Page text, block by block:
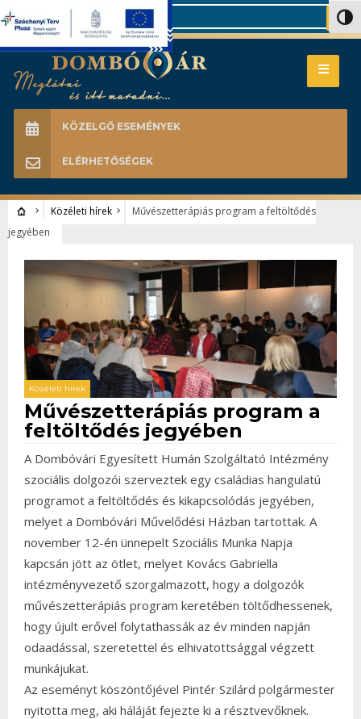
Search
KÖZELGŐ ESEMÉNYEK
ELÉRHETŐSÉGEK
Közéleti hírek
Művészetterápiás program a feltöltődés
jegyében
Közéleti hírek
Művészetterápiás program a
feltöltődés jegyében
A Dombóvári Egyesített Humán Szolgáltató Intézmény
szociális dolgozói szerveztek egy családias hangulatú
programot a feltöltődés és kikapcsolódás jegyében,
melyet a Dombóvári Művelődési Házban tartottak. A
november 12-én ünnepelt Szociális Munka Napja
kapcsán jött az ötlet, melyet Kovács Gabriella
intézményvezető szorgalmazott, hogy a dolgozók
művészetterápiás program keretében töltődhessenek,
hogy újult erővel folytathassák az év minden napján
odaadással, szeretettel és elhivatottsággal végzett
munkájukat.
Az eseményt köszöntőjével Pintér Szilárd polgármester
nyitotta meg, aki háláját fejezte ki a résztvevőknek.